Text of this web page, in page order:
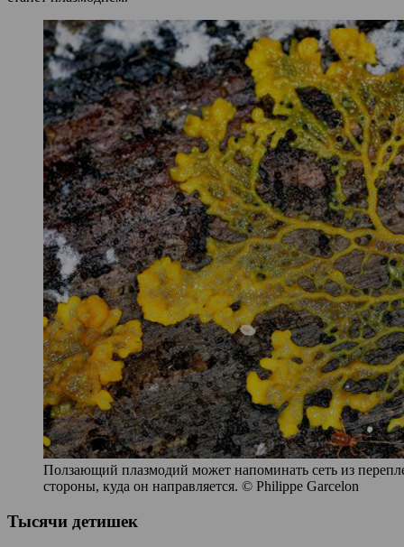
Ползающий плазмодий может напоминать сеть из
стороны, куда он направляется. © Philippe Garcelon
Тысячи детишек